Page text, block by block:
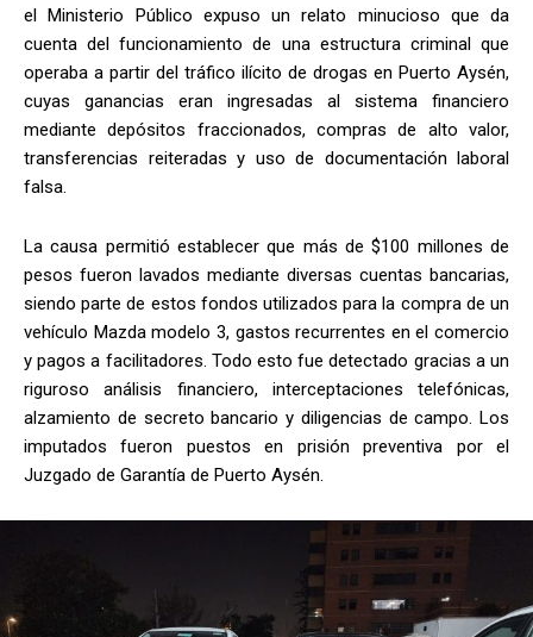
el Ministerio Público expuso un relato minucioso que da
cuenta del funcionamiento de una estructura criminal que
operaba a partir del tráfico ilícito de drogas en Puerto Aysén,
cuyas ganancias eran ingresadas al sistema financiero
mediante depósitos fraccionados, compras de alto valor,
transferencias reiteradas y uso de documentación laboral
falsa.
La causa permitió establecer que más de $100 millones de
pesos fueron lavados mediante diversas cuentas bancarias,
siendo parte de estos fondos utilizados para la compra de un
vehículo Mazda modelo 3, gastos recurrentes en el comercio
y pagos a facilitadores. Todo esto fue detectado gracias a un
riguroso análisis financiero, interceptaciones telefónicas,
alzamiento de secreto bancario y diligencias de campo. Los
imputados fueron puestos en prisión preventiva por el
Juzgado de Garantía de Puerto Aysén.